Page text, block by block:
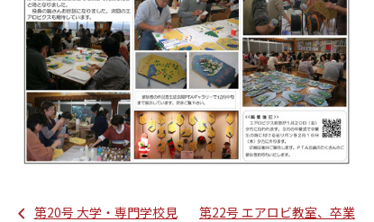
第20号 大学・専門学校見
第22号 エアロビ教室、卒業